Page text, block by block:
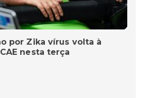
por Zika vírus volta à
nesta terça